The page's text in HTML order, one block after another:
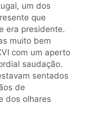
um dos
que
era presidente.
muito bem
com um aperto
saudação.
sentados
de
dos olhares